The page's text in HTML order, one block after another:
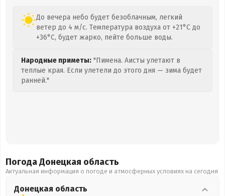
До вечера небо будет безоблачным, легкий
ветер до 4 м/с. Температура воздуха от +21°C до
+36°C, будет жарко, пейте больше воды.
Народные приметы: "Пимена. Аисты улетают в
теплые края. Если улетели до этого дня — зима будет
ранней."
Погода Донецкая область
Актуальная информация о погоде и атмосферных условиях на сегодня
Донецкая область